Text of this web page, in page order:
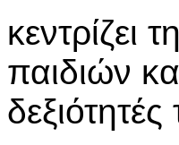
κεντρίζει
παιδιών
δεξιότητές